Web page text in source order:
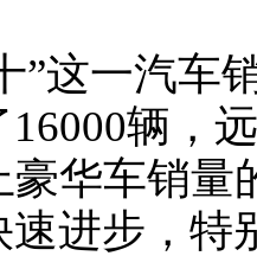
”这一汽车
辆，
豪华车销
速进步，特